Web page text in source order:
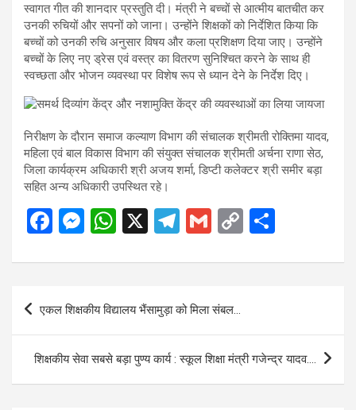
स्वागत गीत की शानदार प्रस्तुति दी। मंत्री ने बच्चों से आत्मीय बातचीत कर
उनकी रुचियों और सपनों को जाना। उन्होंने शिक्षकों को निर्देशित किया कि
बच्चों को उनकी रुचि अनुसार विषय और कला प्रशिक्षण दिया जाए। उन्होंने
बच्चों के लिए नए ड्रेस एवं वस्त्र का वितरण सुनिश्चित करने के साथ ही
स्वच्छता और भोजन व्यवस्था पर विशेष रूप से ध्यान देने के निर्देश दिए।
निरीक्षण के दौरान समाज कल्याण विभाग की संचालक श्रीमती रोक्तिमा यादव,
महिला एवं बाल विकास विभाग की संयुक्त संचालक श्रीमती अर्चना राणा सेठ,
जिला कार्यक्रम अधिकारी श्री अजय शर्मा, डिप्टी कलेक्टर श्री समीर बड़ा
सहित अन्य अधिकारी उपस्थित रहे।
F
ce
o
o
k
M
se
n
g
er
W
at
A
p
p
X
T
e
gr
a
m
G
ail
C
py
k
ar
Post
navigation
एकल शिक्षकीय विद्यालय भैंसामुड़ा को मिला संबल…
शिक्षकीय सेवा सबसे बड़ा पुण्य कार्य : स्कूल शिक्षा मंत्री गजेन्द्र यादव….